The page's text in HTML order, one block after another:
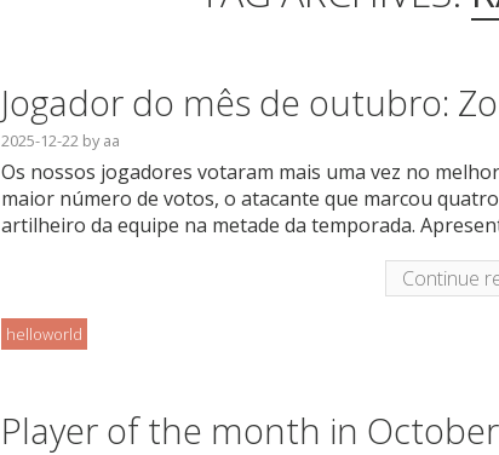
Jogador do mês de outubro:
2025-12-22byaa
Os nossos jogadores votaram mais uma vez no
maior número de votos, o atacante que marcou
artilheiro da equipe na metade da temporada.
Continue
helloworld
Player of the month in